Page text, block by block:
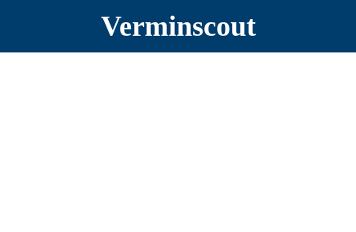
springen
springen
springen
Verminscout